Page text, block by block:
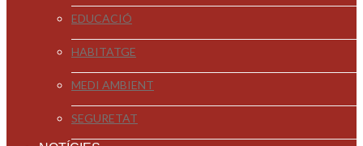
EDUCACIÓ
HABITATGE
MEDI AMBIENT
SEGURETAT